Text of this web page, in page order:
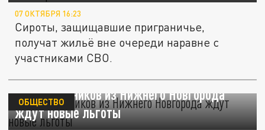
07 ОКТЯБРЯ 16:23
Сироты, защищавшие приграничье,
получат жильё вне очереди наравне с
участниками СВО.
Сирот-срочников из Нижнего Новгорода
ждут новые льготы
ОБЩЕСТВО